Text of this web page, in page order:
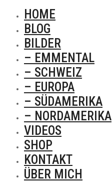
HOME
BLOG
BILDER
– EMMENTAL
– SCHWEIZ
– EUROPA
– SÜDAMERIKA
– NORDAMERIKA
VIDEOS
SHOP
KONTAKT
ÜBER MICH